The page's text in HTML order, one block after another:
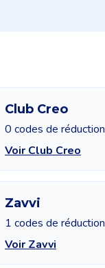
Club Creo
0 codes de réduction
Voir Club Creo
Zavvi
1 codes de réduction
Voir Zavvi